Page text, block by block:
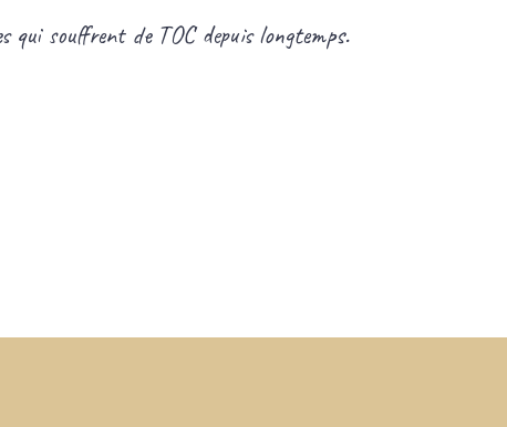
qui souffrent de TOC depuis longtemps.